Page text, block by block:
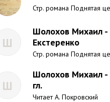
Стр. романа Поднятая
Ш
Шолохов Михаил -
Екстеренко
Стр. романа Поднятая
Ш
Шолохов Михаил -
гл.
Читает А. Покровский